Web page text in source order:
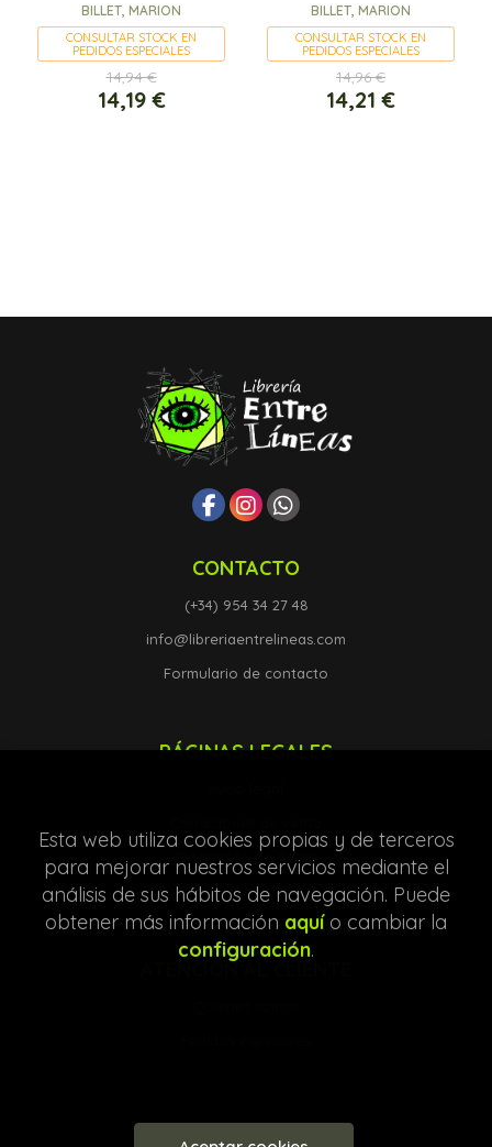
BILLET, MARION
CONSULTAR STOCK EN
PEDIDOS ESPECIALES
14,94 €
14,19 €
BILLET, MARION
CONSULTAR STOCK EN
PEDIDOS ESPECIALES
14,96 €
14,21 €
CONTACTO
(+34) 954 34 27 48
info@libreriaentrelineas.com
Formulario de contacto
PÁGINAS LEGALES
Protección de datos
Política de Cookies
ATENCIÓN AL CLIENTE
Esta web utiliza cookies propias y de terceros
para mejorar nuestros servicios mediante el
análisis de sus hábitos de navegación. Puede
obtener más información aquío cambiar la
configuración.